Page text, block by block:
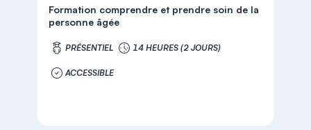
Formation comprendre et prendre soin de la
personne âgée
PRÉSENTIEL 14 HEURES (2 JOURS)
ACCESSIBLE